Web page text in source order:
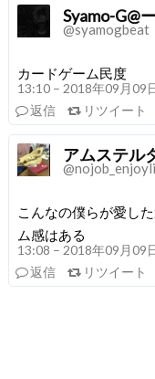
Syamo-G@
@syamogbeat
カードゲーム民度
13:10 – 2018年09月09
返信
リツイート
アムステル
こんなの僕らが愛し
ム感はある
13:08 – 2018年09月09
返信
リツイート